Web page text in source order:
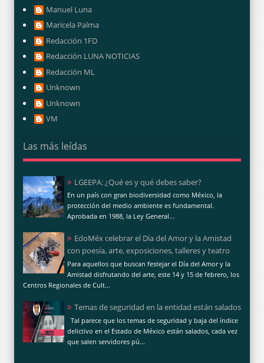
Manuel Luna
Maricela Palma
Redacción 1FD
Redacción LUNA NOTICIAS
Redacción ML
Unknown
Unknown
VM
Las más leídas
LGEEPA: ¿Qué es y qué debes saber?
En un país con gran biodiversidad como México, la
protección del medio ambiente es fundamental.
Aprobada en 1988, la Ley General...
EdoMéx celebrar el Día del Amor y la Amistad
con poesía, arte, exposiciones, talleres y teatro
Para aquellos que buscan festejar el Día del Amor y la
Amistad disfrutando del arte, este 14 y 15 de febrero, los
Centros Regionales de Cult...
Temas de seguridad en la entidad están salados
Tal parece que los temas de seguridad y baja del índice
delictivo en el Estado de México están salados, cada vez
que salen servidores pú...